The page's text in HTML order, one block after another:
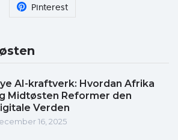
Pinterest
AI-kraftverk: Hvordan Afrika
Midtøsten Reformer den
Verden
16, 2025